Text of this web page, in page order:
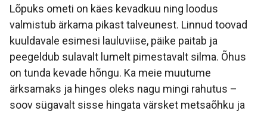
Lõpuks ometi on käes kevadkuu ning loodus
valmistub ärkama pikast talveunest. Linnud toovad
kuuldavale esimesi lauluviise, päike paitab ja
peegeldub sulavalt lumelt pimestavalt silma. Õhus
on tunda kevade hõngu. Ka meie muutume
ärksamaks ja hinges oleks nagu mingi rahutus –
soov sügavalt sisse hingata värsket metsaõhku ja